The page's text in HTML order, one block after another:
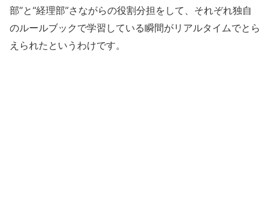
部”と“経理部”さながらの役割分担をして、それぞれ独自
のルールブックで学習している瞬間がリアルタイムでとら
えられたというわけです。